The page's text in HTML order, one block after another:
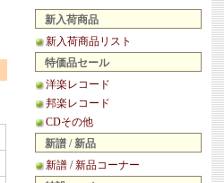
新入荷商品
新入荷商品リスト
特価品セール
洋楽レコード
邦楽レコード
CDその他
新譜 / 新品
新譜 / 新品コーナー